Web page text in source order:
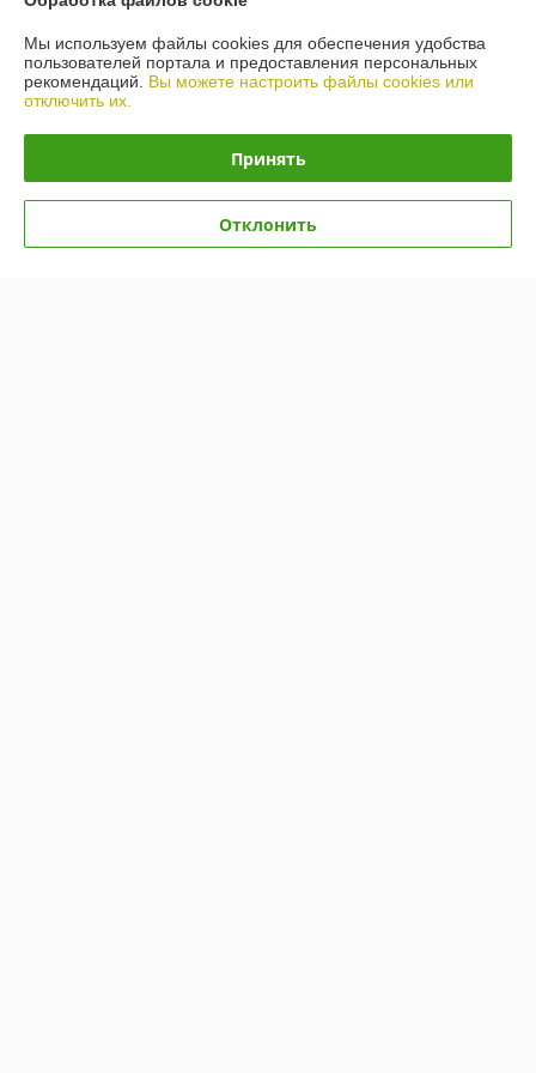
04.11.2025
Покупатель
Посоветует что выбрать, предложат разные варианты.
Мы используем файлы cookies для обеспечения удобства
пользователей портала и предоставления персональных
рекомендаций. Вы можете настроить файлы cookies или
отключить их.
Принять
Отклонить